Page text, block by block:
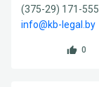
(375-29) 171-
info@kb-legal.by
0